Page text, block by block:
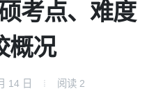
考点、难度
概况
14 日 阅读 2